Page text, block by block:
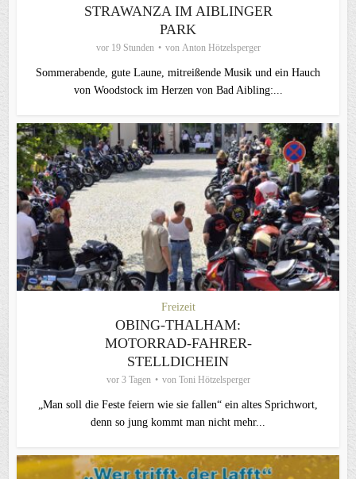
STRAWANZA IM AIBLINGER
PARK
vor 19 Stunden von Anton Hötzelsperger
Sommerabende, gute Laune, mitreißende Musik und ein Hauch
von Woodstock im Herzen von Bad Aibling:...
Freizeit
OBING-THALHAM:
MOTORRAD-FAHRER-
STELLDICHEIN
vor 3 Tagen von Toni Hötzelsperger
„Man soll die Feste feiern wie sie fallen“ ein altes Sprichwort,
denn so jung kommt man nicht mehr...